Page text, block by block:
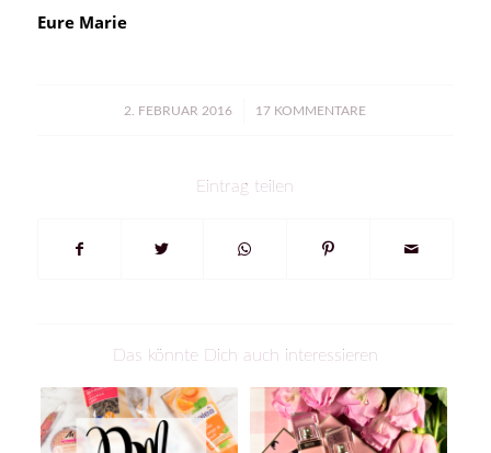
Eure Marie
2. FEBRUAR 2016
/ 17 KOMMENTARE
Eintrag teilen
Das könnte Dich auch interessieren